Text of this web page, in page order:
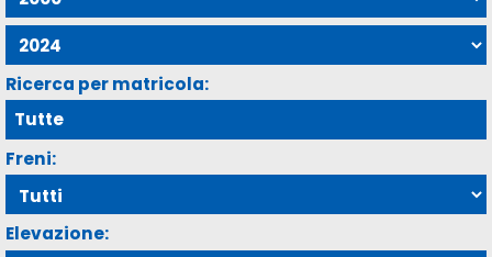
Ricerca per matricola:
Freni:
Elevazione: